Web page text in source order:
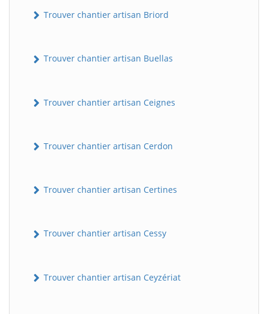
Trouver chantier artisan Briord
Trouver chantier artisan Buellas
Trouver chantier artisan Ceignes
Trouver chantier artisan Cerdon
Trouver chantier artisan Certines
Trouver chantier artisan Cessy
Trouver chantier artisan Ceyzériat